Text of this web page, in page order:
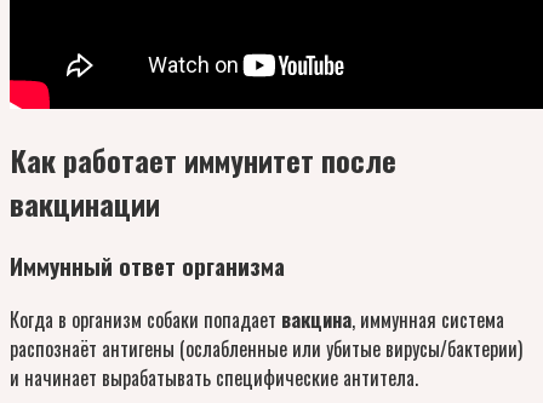
Как работает иммунитет после
вакцинации
Иммунный ответ организма
Когда в организм собаки попадает вакцина, иммунная система
распознаёт антигены (ослабленные или убитые вирусы/бактерии)
и начинает вырабатывать специфические антитела.